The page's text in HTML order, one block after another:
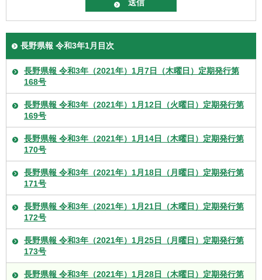
長野県報 令和3年1月目次
長野県報 令和3年（2021年）1月7日（木曜日）定期発行第
168号
長野県報 令和3年（2021年）1月12日（火曜日）定期発行第
169号
長野県報 令和3年（2021年）1月14日（木曜日）定期発行第
170号
長野県報 令和3年（2021年）1月18日（月曜日）定期発行第
171号
長野県報 令和3年（2021年）1月21日（木曜日）定期発行第
172号
長野県報 令和3年（2021年）1月25日（月曜日）定期発行第
173号
長野県報 令和3年（2021年）1月28日（木曜日）定期発行第